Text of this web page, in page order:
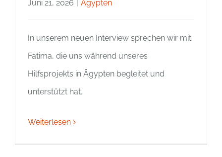
Juni 21, 2026 | Ägypten
In unserem neuen Interview sprechen wir mit
Fatima, die uns während unseres
Hilfsprojekts in Ägypten begleitet und
unterstützt hat.
Weiterlesen